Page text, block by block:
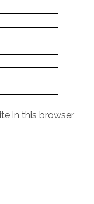
in this browser